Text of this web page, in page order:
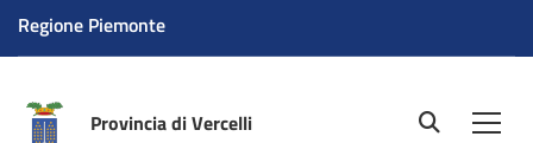
Regione Piemonte
Provincia di Vercelli site.searc